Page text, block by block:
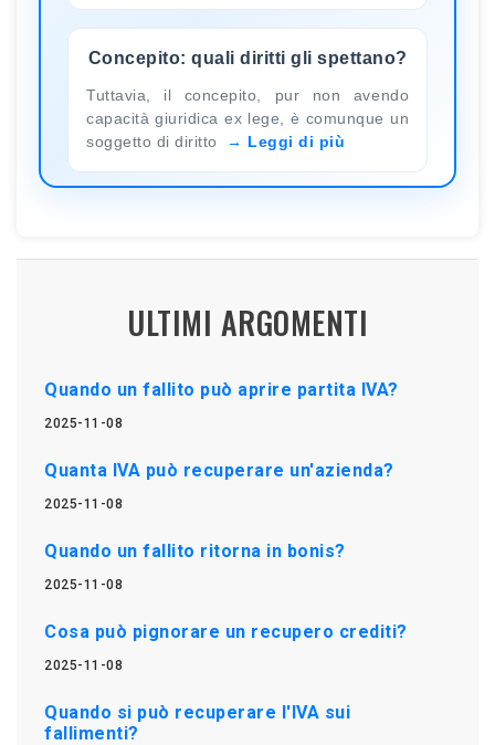
Concepito: quali diritti gli spettano?
Tuttavia, il concepito, pur non avendo
capacità giuridica ex lege, è comunque un
soggetto di diritto
Leggi di più
ULTIMI ARGOMENTI
Quando un fallito può aprire partita IVA?
2025-11-08
Quanta IVA può recuperare un'azienda?
2025-11-08
Quando un fallito ritorna in bonis?
2025-11-08
Cosa può pignorare un recupero crediti?
2025-11-08
Quando si può recuperare l'IVA sui
fallimenti?